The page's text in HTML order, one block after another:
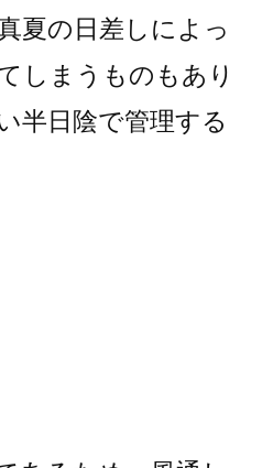
夏の日差しによっ
しまうものもあり
半日陰で管理する